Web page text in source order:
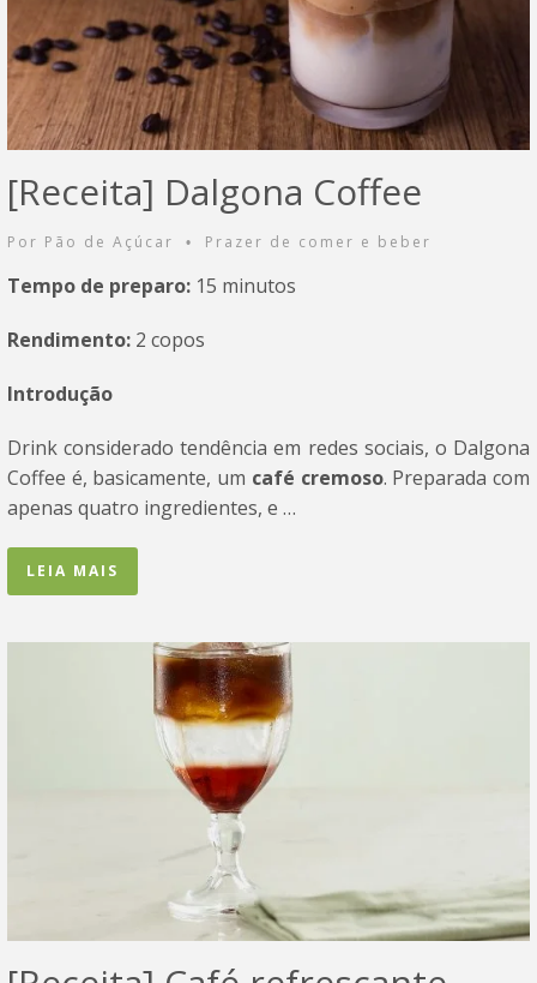
­­[Receita] Dalgona Coffee
Por Pão de Açúcar • Prazer de comer e beber
Tempo de preparo: 15 minutos
Rendimento: 2 copos
Introdução
Drink considerado tendência em redes sociais, o Dalgona
Coffee é, basicamente, um café cremoso. Preparada com
apenas quatro ingredientes, e …
LEIA MAIS